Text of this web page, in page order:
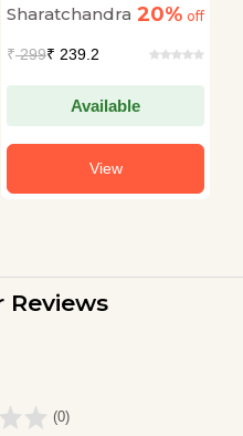
Sharatchandra 20% off
₹299₹ 239.2
Available
View
Reviews
(0)